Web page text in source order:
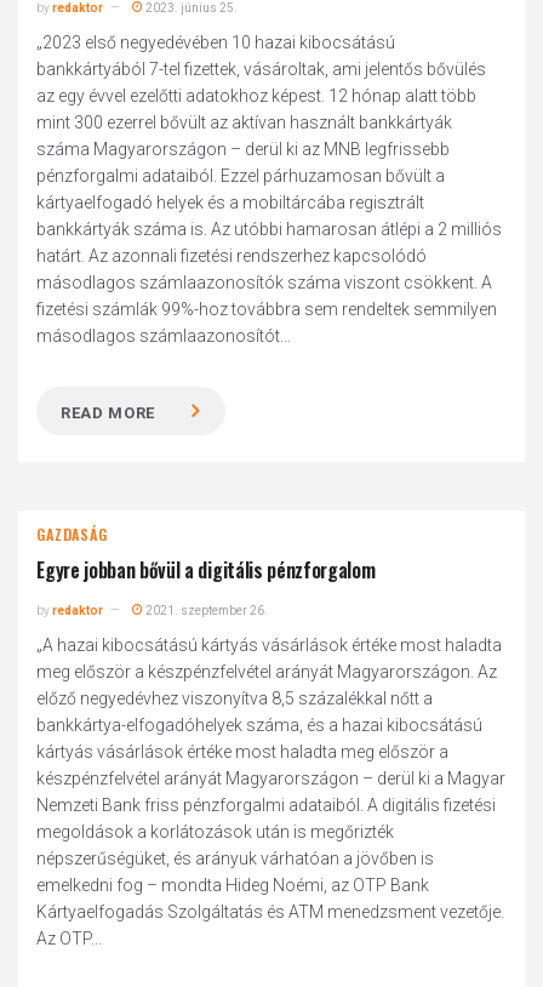
byredaktor 2023. június 25.
„2023 első negyedévében 10 hazai kibocsátású
bankkártyából 7-tel fizettek, vásároltak, ami jelentős bővülés
az egy évvel ezelőtti adatokhoz képest. 12 hónap alatt több
mint 300 ezerrel bővült az aktívan használt bankkártyák
száma Magyarországon – derül ki az MNB legfrissebb
pénzforgalmi adataiból. Ezzel párhuzamosan bővült a
kártyaelfogadó helyek és a mobiltárcába regisztrált
bankkártyák száma is. Az utóbbi hamarosan átlépi a 2 milliós
határt. Az azonnali fizetési rendszerhez kapcsolódó
másodlagos számlaazonosítók száma viszont csökkent. A
fizetési számlák 99%-hoz továbbra sem rendeltek semmilyen
másodlagos számlaazonosítót...
READ MORE
GAZDASÁG
Egyre jobban bővül a digitális pénzforgalom
byredaktor 2021. szeptember 26.
„A hazai kibocsátású kártyás vásárlások értéke most haladta
meg először a készpénzfelvétel arányát Magyarországon. Az
előző negyedévhez viszonyítva 8,5 százalékkal nőtt a
bankkártya-elfogadóhelyek száma, és a hazai kibocsátású
kártyás vásárlások értéke most haladta meg először a
készpénzfelvétel arányát Magyarországon – derül ki a Magyar
Nemzeti Bank friss pénzforgalmi adataiból. A digitális fizetési
megoldások a korlátozások után is megőrizték
népszerűségüket, és arányuk várhatóan a jövőben is
emelkedni fog – mondta Hideg Noémi, az OTP Bank
Kártyaelfogadás Szolgáltatás és ATM menedzsment vezetője.
Az OTP...